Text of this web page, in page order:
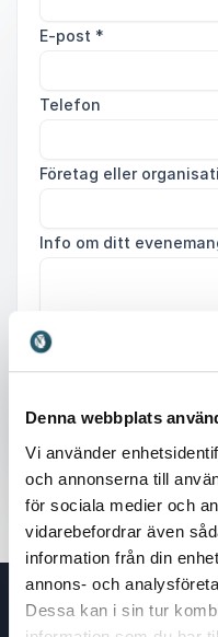
Denna webbplats
Vi använder
och annonserna till
för sociala medier och
vidarebefordrar även
information från din
annons- och
Dessa kan i sin tur
E-post *
Telefon
Företag eller
Info om ditt